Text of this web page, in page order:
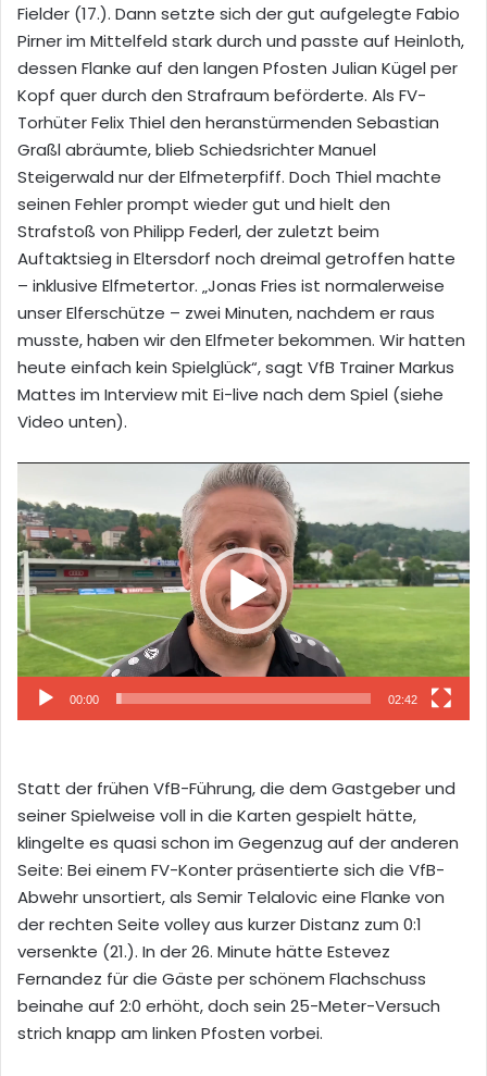
Fielder (17.). Dann setzte sich der gut aufgelegte Fabio
Pirner im Mittelfeld stark durch und passte auf Heinloth,
dessen Flanke auf den langen Pfosten Julian Kügel per
Kopf quer durch den Strafraum beförderte. Als FV-
Torhüter Felix Thiel den heranstürmenden Sebastian
Graßl abräumte, blieb Schiedsrichter Manuel
Steigerwald nur der Elfmeterpfiff. Doch Thiel machte
seinen Fehler prompt wieder gut und hielt den
Strafstoß von Philipp Federl, der zuletzt beim
Auftaktsieg in Eltersdorf noch dreimal getroffen hatte
– inklusive Elfmetertor. „Jonas Fries ist normalerweise
unser Elferschütze – zwei Minuten, nachdem er raus
musste, haben wir den Elfmeter bekommen. Wir hatten
heute einfach kein Spielglück“, sagt VfB Trainer Markus
Mattes im Interview mit Ei-live nach dem Spiel (siehe
Video unten).
Player
00:00 02:42
Statt der frühen VfB-Führung, die dem Gastgeber und
seiner Spielweise voll in die Karten gespielt hätte,
klingelte es quasi schon im Gegenzug auf der anderen
Seite: Bei einem FV-Konter präsentierte sich die VfB-
Abwehr unsortiert, als Semir Telalovic eine Flanke von
der rechten Seite volley aus kurzer Distanz zum 0:1
versenkte (21.). In der 26. Minute hätte Estevez
Fernandez für die Gäste per schönem Flachschuss
beinahe auf 2:0 erhöht, doch sein 25-Meter-Versuch
strich knapp am linken Pfosten vorbei.